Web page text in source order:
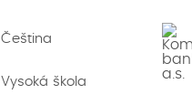
Čeština
Vysoká škola